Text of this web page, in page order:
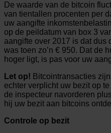
De waarde van de bitcoin
van tientallen procenten per
uw aangifte
op de peildatum van box 3
aangifte over 2017 is dat dus
was toen zo’n € 950. Dat de
hoger ligt, is pas voor uw
Let op! Bitcointransacties
echter verplicht uw bezit op
de inspecteur navorderen
hij uw bezit aan bitcoins
Controle op bezit